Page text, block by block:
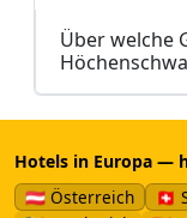
Über welche
Hotels in Europa —
🇦🇹 Österreich
🇨🇭